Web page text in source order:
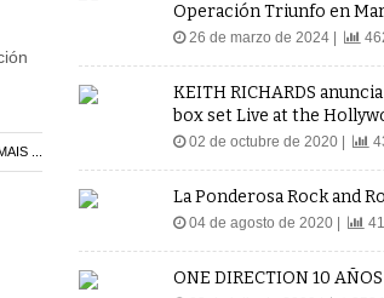
...
Operación Triunfo en
26 de marzo de 2024 |
KEITH RICHARDS
box set Live at the
02 de octubre de 2020 |
La Ponderosa Rock and
04 de agosto de 2020 |
ONE DIRECTION 10 AÑOS